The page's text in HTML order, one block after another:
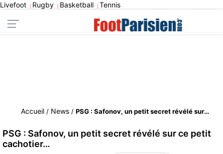
Livefoot | Rugby | Basketball | Tennis
Accueil / News / PSG : Safonov, un petit secret révélé sur ce petit cachotier…
PSG : Safonov, un petit secret révélé sur ce petit
cachotier…